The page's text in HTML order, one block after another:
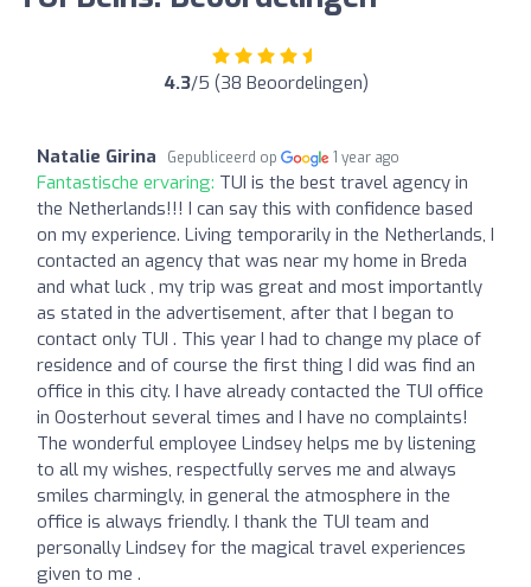
4.3/5 (38 Beoordelingen)
Natalie Girina Gepubliceerd op 1 year ago
Fantastische ervaring: TUI is the best travel agency in
the Netherlands!!! I can say this with confidence based
on my experience. Living temporarily in the Netherlands, I
contacted an agency that was near my home in Breda
and what luck , my trip was great and most importantly
as stated in the advertisement, after that I began to
contact only TUI . This year I had to change my place of
residence and of course the first thing I did was find an
office in this city. I have already contacted the TUI office
in Oosterhout several times and I have no complaints!
The wonderful employee Lindsey helps me by listening
to all my wishes, respectfully serves me and always
smiles charmingly, in general the atmosphere in the
office is always friendly. I thank the TUI team and
personally Lindsey for the magical travel experiences
given to me .